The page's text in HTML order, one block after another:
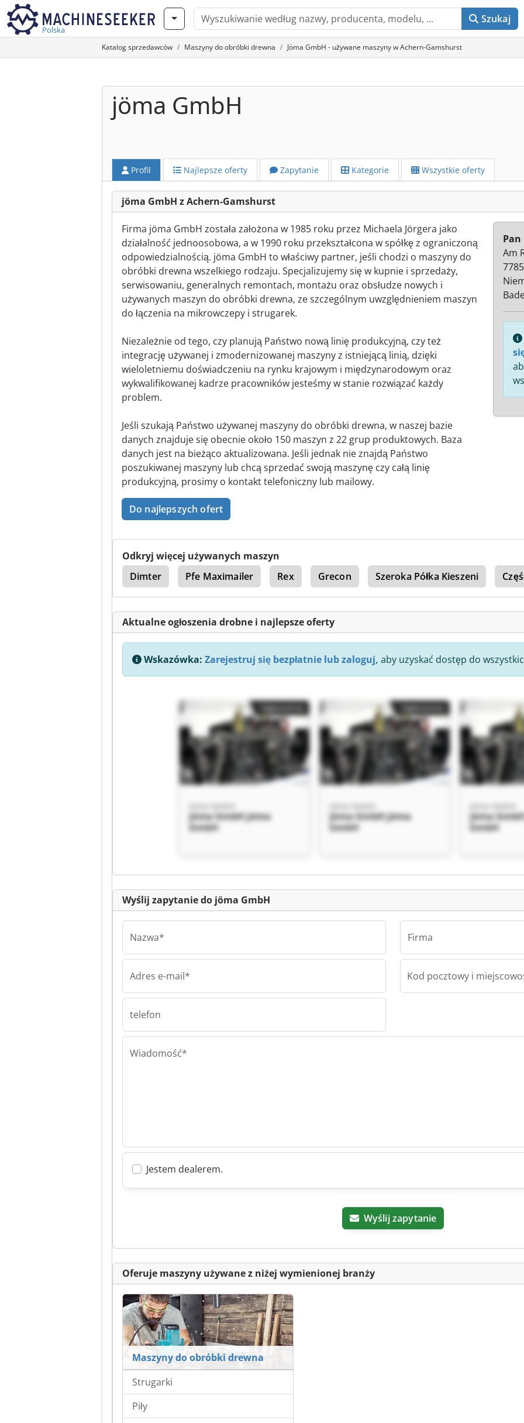
Polska
Szukaj
Katalog sprzedawców Maszyny do obróbki drewna Jöma GmbH - używane maszyny w Achern-Gamshurst
jöma GmbH
Profil Najlepsze oferty Zapytanie Kategorie Wszystkie oferty
jöma GmbH z Achern-Gamshurst
Firma jöma GmbH została założona w 1985 roku przez Michaela Jörgera jako
działalność jednoosobowa, a w 1990 roku przekształcona w spółkę z ograniczoną
odpowiedzialnością. jöma GmbH to właściwy partner, jeśli chodzi o maszyny do
obróbki drewna wszelkiego rodzaju. Specjalizujemy się w kupnie i sprzedaży,
serwisowaniu, generalnych remontach, montażu oraz obsłudze nowych i
używanych maszyn do obróbki drewna, ze szczególnym uwzględnieniem maszyn
do łączenia na mikrowczepy i strugarek.
Niezależnie od tego, czy planują Państwo nową linię produkcyjną, czy też
integrację używanej i zmodernizowanej maszyny z istniejącą linią, dzięki
wieloletniemu doświadczeniu na rynku krajowym i międzynarodowym oraz
wykwalifikowanej kadrze pracowników jesteśmy w stanie rozwiązać każdy
problem.
Jeśli szukają Państwo używanej maszyny do obróbki drewna, w naszej bazie
danych znajduje się obecnie około 150 maszyn z 22 grup produktowych. Baza
danych jest na bieżąco aktualizowana. Jeśli jednak nie znajdą Państwo
poszukiwanej maszyny lub chcą sprzedać swoją maszynę czy całą linię
produkcyjną, prosimy o kontakt telefoniczny lub mailowy.
Do najlepszych ofert
Pan
Am
Odkryj więcej używanych maszyn
Dimter
Pfe Maximailer Rex Grecon Szeroka Półka Kieszeni
Aktualne ogłoszenia drobne i najlepsze oferty
Wskazówka: Zarejestruj się bezpłatnie lub zaloguj, aby uzyskać dostęp do
jöma GmbH jöma
GmbH
jöma GmbH jöma
GmbH
jöma
GmbH
jöma GmbH
GmbH
Ogłoszenia
Wyślij zapytanie do jöma GmbH
Nazwa*
Adres e-mail*
telefon
Firma
Kod pocztowy i
Wiadomość*
Jestem dealerem.
Wyślij zapytanie
Oferuje maszyny używane z niżej wymienionej branży
Maszyny do obróbki drewna
Strugarki
Piły